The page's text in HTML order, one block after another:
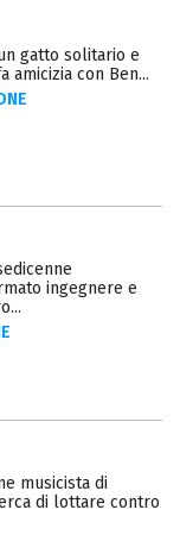
gatto solitario e
amicizia con Ben...
ingegnere e
musicista di
di lottare contro